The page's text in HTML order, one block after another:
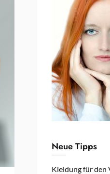
Neue Tipps
Kleidung für den